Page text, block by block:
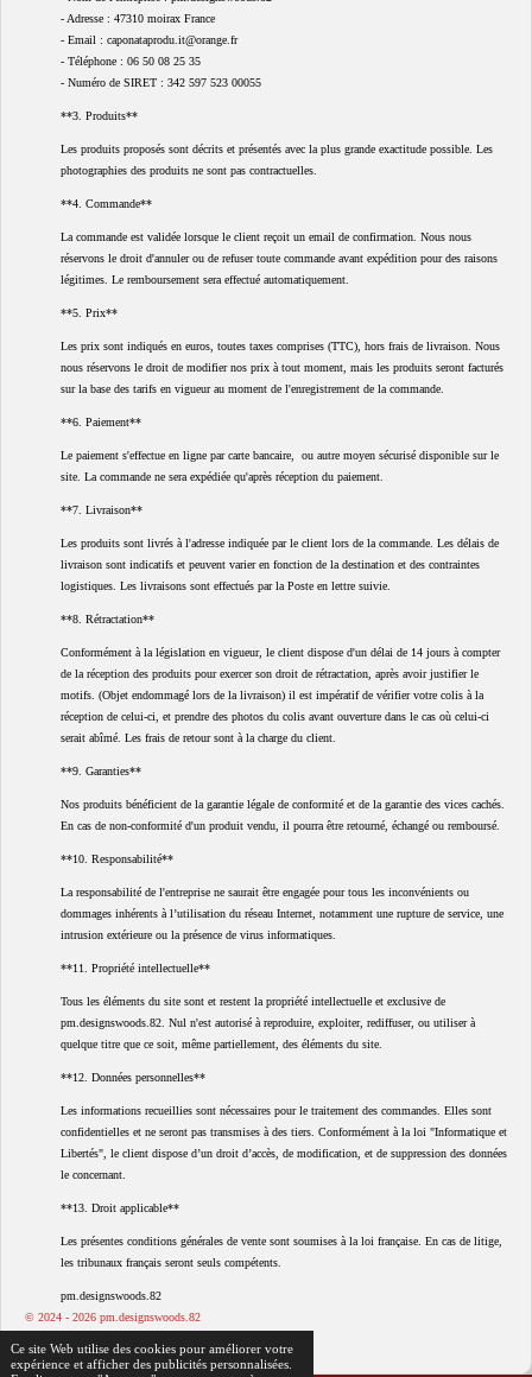
Ce site Web utilise des cookies pour améliorer votre
expérience et afficher des publicités personnalisées.
- Adresse : 47310 moirax France
- Email : caponataprodu.it@orange.fr
- Téléphone : 06 50 08 25 35
- Numéro de SIRET : 342 597 523 00055
**3. Produits**
Les produits proposés sont décrits et présentés avec la plus grande exactitude possible. Les
photographies des produits ne sont pas contractuelles.
**4. Commande**
La commande est validée lorsque le client reçoit un email de confirmation. Nous nous
réservons le droit d'annuler ou de refuser toute commande avant expédition pour des raisons
légitimes. Le remboursement sera effectué automatiquement.
**5. Prix**
Les prix sont indiqués en euros, toutes taxes comprises (TTC), hors frais de livraison. Nous
nous réservons le droit de modifier nos prix à tout moment, mais les produits seront facturés
sur la base des tarifs en vigueur au moment de l'enregistrement de la commande.
**6. Paiement**
Le paiement s'effectue en ligne par carte bancaire, ou autre moyen sécurisé disponible sur le
site. La commande ne sera expédiée qu'après réception du paiement.
**7. Livraison**
Les produits sont livrés à l'adresse indiquée par le client lors de la commande. Les délais de
livraison sont indicatifs et peuvent varier en fonction de la destination et des contraintes
logistiques. Les livraisons sont effectués par la Poste en lettre suivie.
**8. Rétractation**
Conformément à la législation en vigueur, le client dispose d'un délai de 14 jours à compter
de la réception des produits pour exercer son droit de rétractation, après avoir justifier le
motifs. (Objet endommagé lors de la livraison) il est impératif de vérifier votre colis à la
réception de celui-ci, et prendre des photos du colis avant ouverture dans le cas où celui-ci
serait abîmé. Les frais de retour sont à la charge du client.
**9. Garanties**
Nos produits bénéficient de la garantie légale de conformité et de la garantie des vices cachés.
En cas de non-conformité d'un produit vendu, il pourra être retourné, échangé ou remboursé.
**10. Responsabilité**
La responsabilité de l'entreprise ne saurait être engagée pour tous les inconvénients ou
dommages inhérents à l’utilisation du réseau Internet, notamment une rupture de service, une
intrusion extérieure ou la présence de virus informatiques.
**11. Propriété intellectuelle**
Tous les éléments du site sont et restent la propriété intellectuelle et exclusive de
pm.designswoods.82. Nul n'est autorisé à reproduire, exploiter, rediffuser, ou utiliser à
quelque titre que ce soit, même partiellement, des éléments du site.
**12. Données personnelles**
Les informations recueillies sont nécessaires pour le traitement des commandes. Elles sont
confidentielles et ne seront pas transmises à des tiers. Conformément à la loi "Informatique et
Libertés", le client dispose d’un droit d’accès, de modification, et de suppression des données
le concernant.
**13. Droit applicable**
Les présentes conditions générales de vente sont soumises à la loi française. En cas de litige,
les tribunaux français seront seuls compétents.
pm.designswoods.82
© 2024 - 2026 pm.designswoods.82